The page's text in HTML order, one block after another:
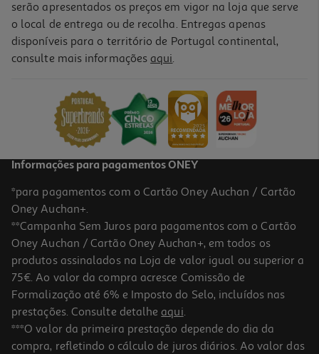
Trela Deslizante Toh Bordô U
15,99 €
Arnês Segurança Carro Flamingo Cão M 46-62cm
8.99 €/un
serão apresentados os preços em vigor na loja que serve
o local de entrega ou de recolha. Entregas apenas
disponíveis para o território de Portugal continental,
consulte mais informações aqui.
Informações para pagamentos ONEY
*para pagamentos com o Cartão Oney Auchan / Cartão
Oney Auchan+.
**Campanha Sem Juros para pagamentos com o Cartão
Oney Auchan / Cartão Oney Auchan+, em todos os
produtos assinalados na Loja de valor igual ou superior a
75€. Ao valor da compra acresce Comissão de
Formalização até 6% e Imposto do Selo, incluídos nas
prestações. Consulte detalhe aqui.
***O valor da primeira prestação depende do dia da
compra, refletindo o cálculo de juros diários. Ao valor das